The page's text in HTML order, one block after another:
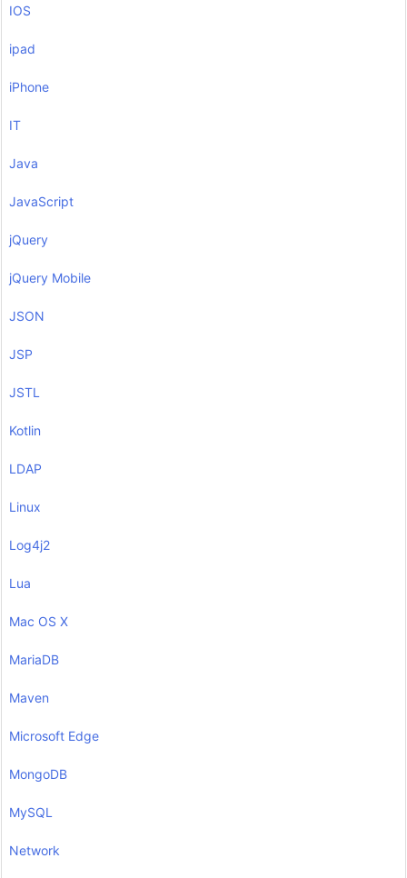
IOS
ipad
iPhone
IT
Java
JavaScript
jQuery
jQuery Mobile
JSON
JSP
JSTL
Kotlin
LDAP
Linux
Log4j2
Lua
Mac OS X
MariaDB
Maven
Microsoft Edge
MongoDB
MySQL
Network